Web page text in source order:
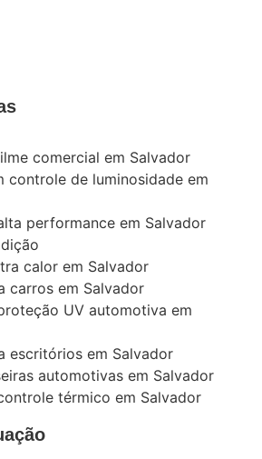
comercial em Salvador
controle de luminosidade em
performance em Salvador
calor em Salvador
carros em Salvador
UV automotiva em
escritórios em Salvador
automotivas em Salvador
térmico em Salvador